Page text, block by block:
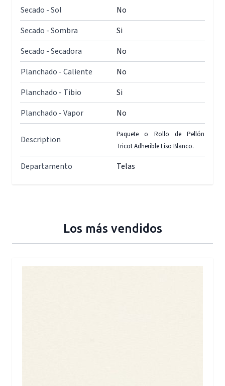
Secado - Sol
No
Secado - Sombra
Si
Secado - Secadora
No
Planchado - Caliente
No
Planchado - Tibio
Si
Planchado - Vapor
No
Description
Paquete o Rollo de Pellón
Tricot Adherible Liso Blanco.
Departamento Telas
Los más vendidos